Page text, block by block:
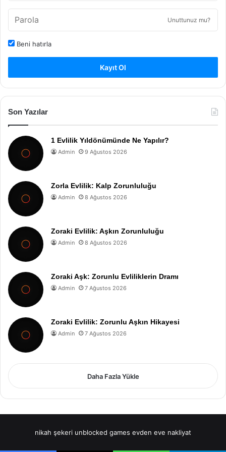
Unuttunuz mu?
Beni hatırla
Kayıt Ol
Son Yazılar
1 Evlilik Yıldönümünde Ne Yapılır?
Admin 9 Ağustos 2026
Zorla Evlilik: Kalp Zorunluluğu
Admin 8 Ağustos 2026
Zoraki Evlilik: Aşkın Zorunluluğu
Admin 8 Ağustos 2026
Zoraki Aşk: Zorunlu Evliliklerin Dramı
Admin 7 Ağustos 2026
Zoraki Evlilik: Zorunlu Aşkın Hikayesi
Admin 7 Ağustos 2026
Daha Fazla Yükle
nikah şekeri unblocked games evden eve nakliyat